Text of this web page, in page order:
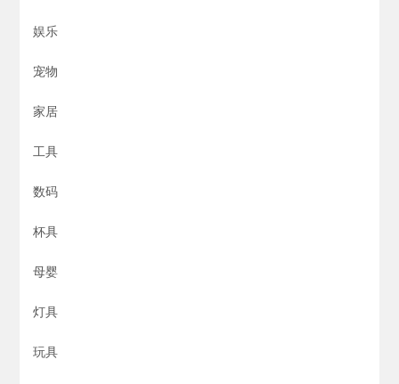
娱乐
宠物
家居
工具
数码
杯具
母婴
灯具
玩具